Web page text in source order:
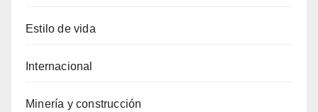
Estilo de vida
Internacional
Minería y construcción